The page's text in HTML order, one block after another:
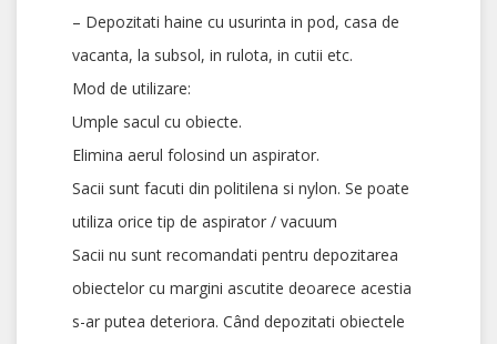
– Depozitati haine cu usurinta in pod, casa de
vacanta, la subsol, in rulota, in cutii etc.
Mod de utilizare:
Umple sacul cu obiecte.
Elimina aerul folosind un aspirator.
Sacii sunt facuti din politilena si nylon. Se poate
utiliza orice tip de aspirator / vacuum
Sacii nu sunt recomandati pentru depozitarea
obiectelor cu margini ascutite deoarece acestia
s-ar putea deteriora. Când depozitati obiectele